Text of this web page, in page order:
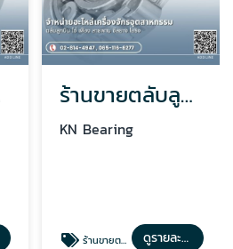
ร้านขายตลับลูกปืน ใกล้ฉัน
KN Bearing
ร้านขายตลับลูกปืน ใกล้ฉัน ดูรายละเอียด